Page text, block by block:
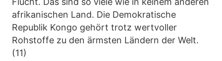
afrikanischen Land. Die Demokratische
Republik Kongo gehört trotz wertvoller
Rohstoffe zu den ärmsten Ländern der Welt.
(11)